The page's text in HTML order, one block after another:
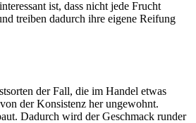
ist, dass nicht jede Frucht
treiben dadurch ihre eigene Reifung
der Fall, die im Handel etwas
der Konsistenz her ungewohnt.
Dadurch wird der Geschmack runder